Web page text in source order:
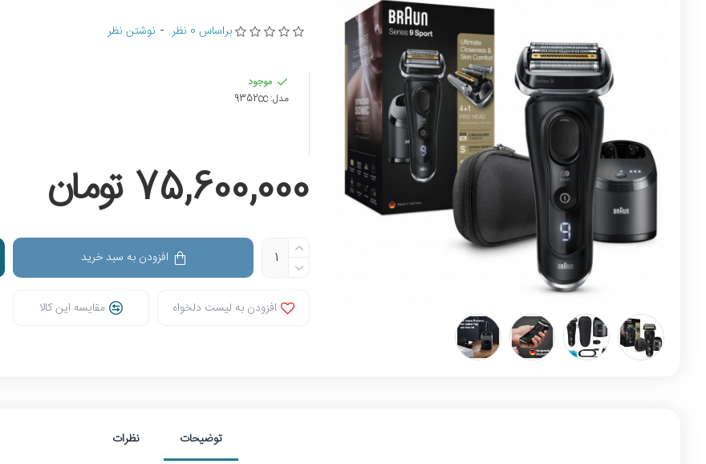
موجود
مدل:9352cc
براساس 0 نظر. - نوشتن نظر
75,600,000 تومان
افزودن به سبد خرید
افزودن به لیست دلخواه مقایسه این کالا
توضیحات نظرات